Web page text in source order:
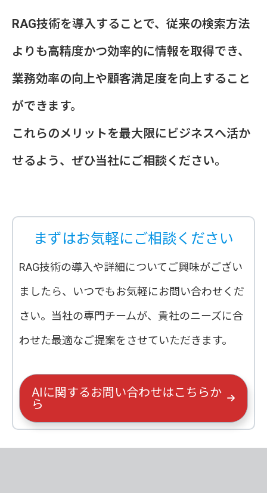
RAG技術を導入することで、従来の検索方法
よりも高精度かつ効率的に情報を取得でき、
業務効率の向上や顧客満足度を向上すること
ができます。
これらのメリットを最大限にビジネスへ活か
せるよう、ぜひ当社にご相談ください。
まずはお気軽にご相談ください
RAG技術の導入や詳細についてご興味がござい
ましたら、いつでもお気軽にお問い合わせくだ
さい。当社の専門チームが、貴社のニーズに合
わせた最適なご提案をさせていただきます。
AIに関するお問い合わせはこちらか
ら